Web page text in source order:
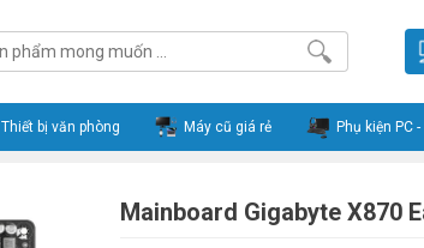
Thiết bị văn phòng Máy cũ giá rẻ Phụ kiện PC
Mainboard Gigabyte X870